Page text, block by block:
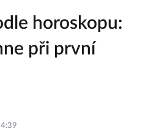
horoskopu:
při první